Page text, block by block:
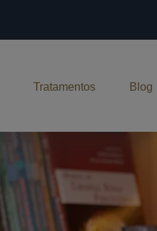
Tratamentos Blog